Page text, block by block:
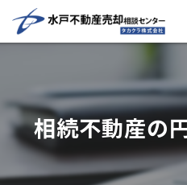
相続不動産の